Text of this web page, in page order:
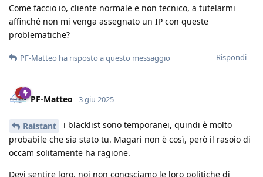
Come faccio io, cliente normale e non tecnico, a tutelarmi
affinché non mi venga assegnato un IP con queste
problematiche?
Rispondi
PF-Matteo ha risposto a questo messaggio
PF-Matteo 3 giu 2025
Raistant
i blacklist sono temporanei, quindi è molto
probabile che sia stato tu. Magari non è così, però il rasoio di
occam solitamente ha ragione.
Devi sentire loro, noi non conosciamo le loro politiche di